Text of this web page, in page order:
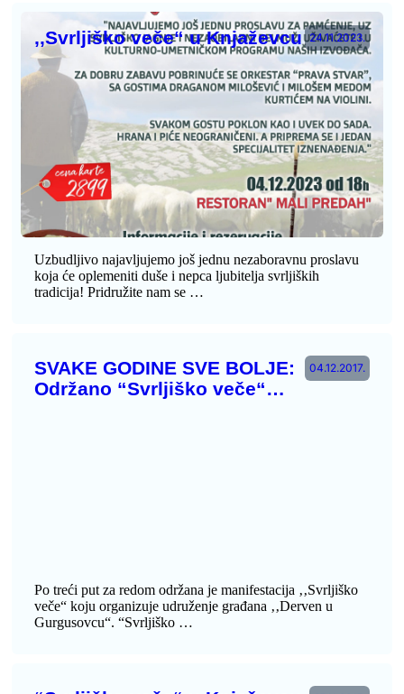
24.11.2023.
,,Svrljiško veče“ u Knjaževcu
Uzbudljivo najavljujemo još jednu nezaboravnu proslavu
koja će oplemeniti duše i nepca ljubitelja svrljiških
tradicija! Pridružite nam se …
04.12.2017.
SVAKE GODINE SVE BOLJE:
Održano “Svrljiško veče“…
Po treći put za redom održana je manifestacija ‚‚Svrljiško
veče“ koju organizuje udruženje građana ‚‚Derven u
Gurgusovcu“. “Svrljiško …